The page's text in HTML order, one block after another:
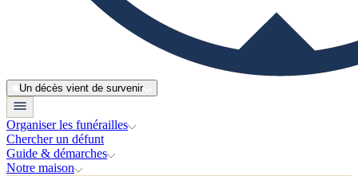
Un décès vient de survenir
Organiser les funérailles
Chercher un défunt
Guide & démarches
Notre maison